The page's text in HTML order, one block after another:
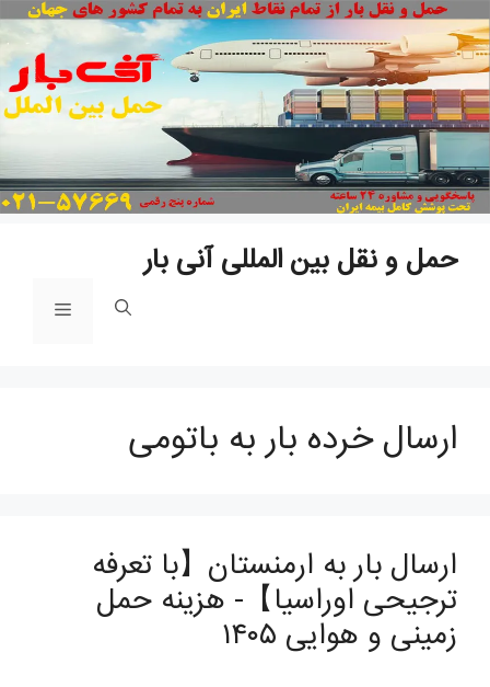
حمل و نقل بین المللی آنی بار
فهرست
ارسال خرده بار به باتومی
ارسال بار به ارمنستان【با تعرفه
ترجیحی اوراسیا】- هزینه حمل
زمینی و هوایی ۱۴۰۵